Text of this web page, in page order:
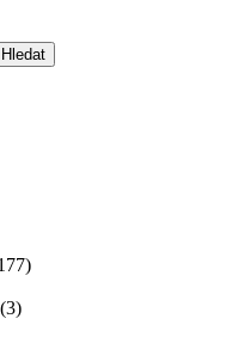
Hledat
(3)